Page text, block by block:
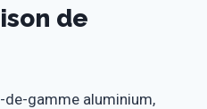
de
de-gamme aluminium,